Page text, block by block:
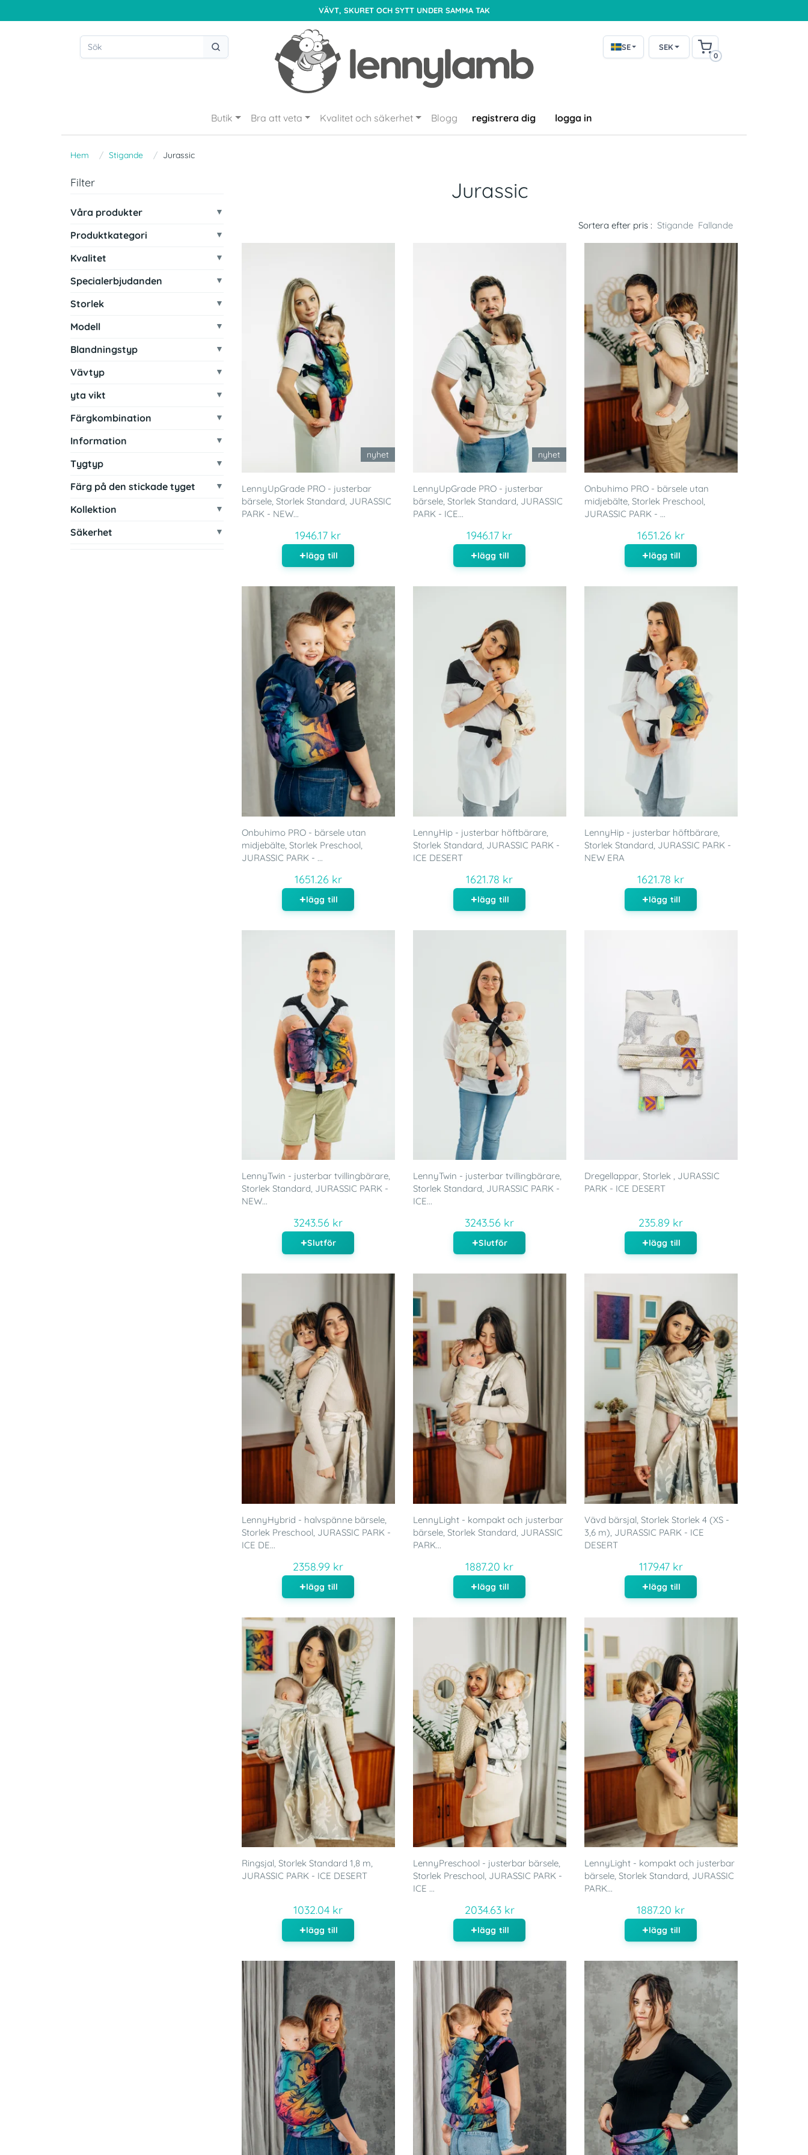
VÄVT, SKURET OCH SYTT UNDER SAMMA TAK
SE SEK
0
Butik Bra att veta Kvalitet och säkerhet Blogg registrera dig logga in
Hem Stigande Jurassic
Filter
Våra produkter
Produktkategori
Kvalitet
Specialerbjudanden
Storlek
Modell
Blandningstyp
Vävtyp
yta vikt
Färgkombination
Information
Tygtyp
Färg på den stickade tyget
Kollektion
Säkerhet
Jurassic
Sortera efter pris : Stigande Fallande
nyhet
LennyUpGrade PRO - justerbar
bärsele, Storlek Standard, JURASSIC
PARK - NEW...
1946.17 kr
lägg till
nyhet
LennyUpGrade PRO - justerbar
bärsele, Storlek Standard, JURASSIC
PARK - ICE...
1946.17 kr
lägg till
Onbuhimo PRO - bärsele utan
midjebälte, Storlek Preschool,
JURASSIC PARK - ...
1651.26 kr
lägg till
Onbuhimo PRO - bärsele utan
midjebälte, Storlek Preschool,
JURASSIC PARK - ...
1651.26 kr
lägg till
LennyHip - justerbar höftbärare,
Storlek Standard, JURASSIC PARK -
ICE DESERT
1621.78 kr
lägg till
LennyHip - justerbar höftbärare,
Storlek Standard, JURASSIC PARK -
NEW ERA
1621.78 kr
lägg till
LennyTwin - justerbar tvillingbärare,
Storlek Standard, JURASSIC PARK -
NEW...
3243.56 kr
Slutför
LennyTwin - justerbar tvillingbärare,
Storlek Standard, JURASSIC PARK -
ICE...
3243.56 kr
Slutför
Dregellappar, Storlek , JURASSIC
PARK - ICE DESERT
235.89 kr
lägg till
LennyHybrid - halvspänne bärsele,
Storlek Preschool, JURASSIC PARK -
ICE DE...
2358.99 kr
lägg till
LennyLight - kompakt och justerbar
bärsele, Storlek Standard, JURASSIC
PARK...
1887.20 kr
lägg till
Vävd bärsjal, Storlek Storlek 4 (XS -
3,6 m), JURASSIC PARK - ICE
DESERT
1179.47 kr
lägg till
Ringsjal, Storlek Standard 1,8 m,
JURASSIC PARK - ICE DESERT
1032.04 kr
lägg till
LennyPreschool - justerbar bärsele,
Storlek Preschool, JURASSIC PARK -
ICE ...
2034.63 kr
lägg till
LennyLight - kompakt och justerbar
bärsele, Storlek Standard, JURASSIC
PARK...
1887.20 kr
lägg till